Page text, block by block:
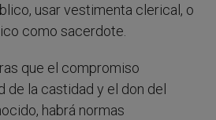
usar vestimenta clerical, o
como sacerdote.
que el compromiso
de la castidad y el don del
habrá normas